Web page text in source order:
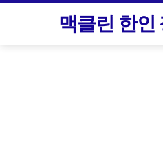
맥클린 한인